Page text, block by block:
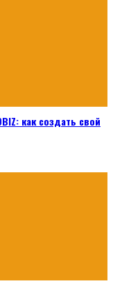
как создать свой